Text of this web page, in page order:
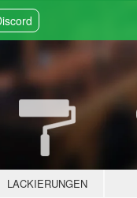
LACKIERUNGEN